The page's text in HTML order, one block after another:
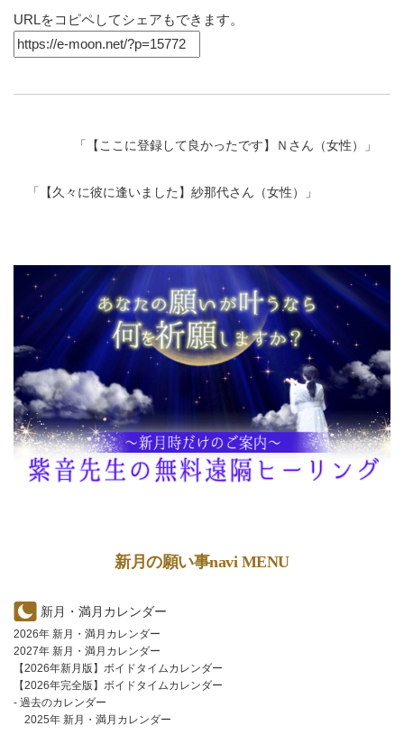
URLをコピペしてシェアもできます。
「 【ここに登録して良かったです】Ｎさん（女性） 」
「 【久々に彼に逢いました】紗那代さん（女性） 」
新月の願い事navi MENU
新月・満月カレンダー
2026年 新月・満月カレンダー
2027年 新月・満月カレンダー
【2026年新月版】ボイドタイムカレンダー
【2026年完全版】ボイドタイムカレンダー
- 過去のカレンダー
2025年 新月・満月カレンダー